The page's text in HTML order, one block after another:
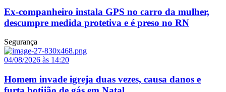
Ex-companheiro instala GPS no carro da mulher,
descumpre medida protetiva e é preso no RN
Segurança
04/08/2026 às 14:20
Homem invade igreja duas vezes, causa danos e